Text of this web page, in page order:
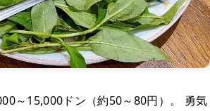
～15,000ドン（約50～80円）。 勇気